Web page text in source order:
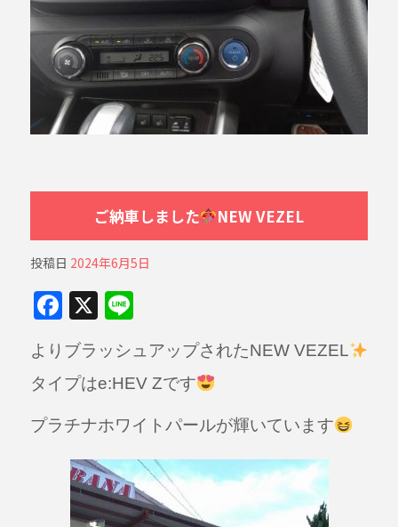
ご納車しました NEW VEZEL
投稿日 2024年6月5日
F
a
c
e
b
o
o
k
X Li
n
e
よりブラッシュアップされたNEW VEZEL
タイプはe:HEV Zです
プラチナホワイトパールが輝いています